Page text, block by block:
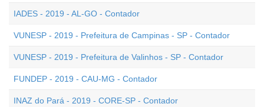
IADES - 2019 - AL-GO - Contador
VUNESP - 2019 - Prefeitura de Campinas - SP - Contador
VUNESP - 2019 - Prefeitura de Valinhos - SP - Contador
FUNDEP - 2019 - CAU-MG - Contador
INAZ do Pará - 2019 - CORE-SP - Contador